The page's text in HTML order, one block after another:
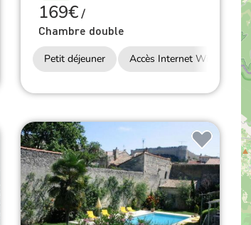
Accès Internet Wifi
169€/
Chambre double
Petit déjeuner Accès Internet Wifi